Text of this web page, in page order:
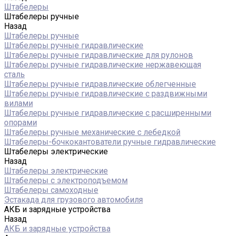
Штабелеры
Штабелеры ручные
Назад
Штабелеры ручные
Штабелеры ручные гидравлические
Штабелеры ручные гидравлические для рулонов
Штабелеры ручные гидравлические нержавеющая
сталь
Штабелеры ручные гидравлические облегченные
Штабелеры ручные гидравлические с раздвижными
вилами
Штабелеры ручные гидравлические с расширенными
опорами
Штабелеры ручные механические с лебедкой
Штабелеры-бочкокантователи ручные гидравлические
Штабелеры электрические
Назад
Штабелеры электрические
Штабелеры с электроподъемом
Штабелеры самоходные
Эстакада для грузового автомобиля
АКБ и зарядные устройства
Назад
АКБ и зарядные устройства